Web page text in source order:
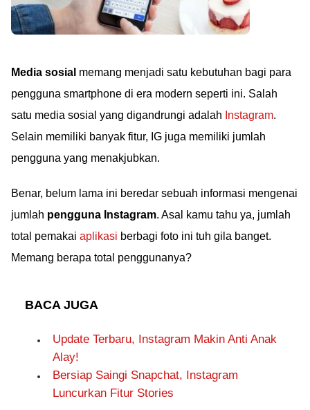
Media sosial memang menjadi satu kebutuhan bagi para
pengguna smartphone di era modern seperti ini. Salah
satu media sosial yang digandrungi adalah Instagram.
Selain memiliki banyak fitur, IG juga memiliki jumlah
pengguna yang menakjubkan.
Benar, belum lama ini beredar sebuah informasi mengenai
jumlah pengguna Instagram. Asal kamu tahu ya, jumlah
total pemakai aplikasi berbagi foto ini tuh gila banget.
Memang berapa total penggunanya?
BACA JUGA
Update Terbaru, Instagram Makin Anti Anak
Alay!
Bersiap Saingi Snapchat, Instagram
Luncurkan Fitur Stories